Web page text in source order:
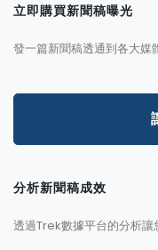
立即購買新聞稿曝光
發一篇新聞稿透通到各大媒
分析新聞稿成效
透過Trek數據平台的分析讓